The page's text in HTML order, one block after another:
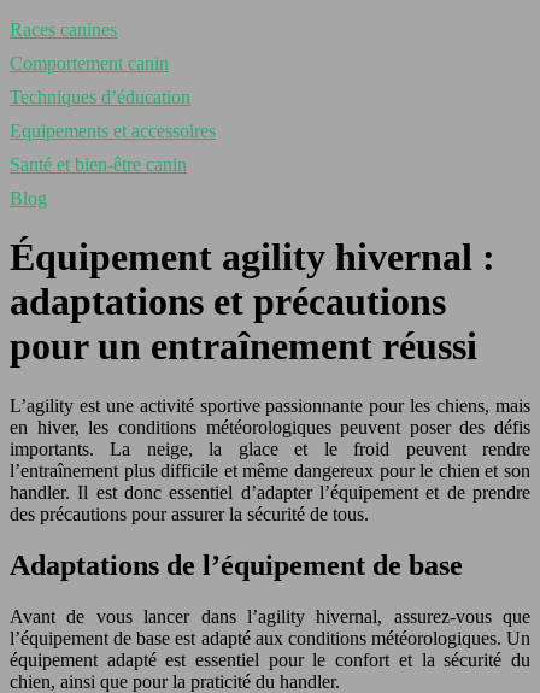
Races canines
Comportement canin
Techniques d’éducation
Equipements et accessoires
Santé et bien-être canin
Blog
Équipement agility hivernal :
adaptations et précautions
pour un entraînement réussi
L’agility est une activité sportive passionnante pour les chiens, mais
en hiver, les conditions météorologiques peuvent poser des défis
importants. La neige, la glace et le froid peuvent rendre
l’entraînement plus difficile et même dangereux pour le chien et son
handler. Il est donc essentiel d’adapter l’équipement et de prendre
des précautions pour assurer la sécurité de tous.
Adaptations de l’équipement de base
Avant de vous lancer dans l’agility hivernal, assurez-vous que
l’équipement de base est adapté aux conditions météorologiques. Un
équipement adapté est essentiel pour le confort et la sécurité du
chien, ainsi que pour la praticité du handler.